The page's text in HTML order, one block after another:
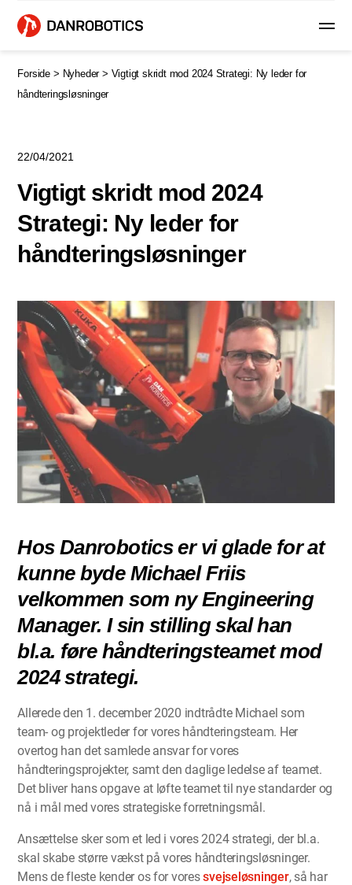
Forside > Nyheder > Vigtigt skridt mod 2024 Strategi: Ny leder for
håndteringsløsninger
22/04/2021
Vigtigt skridt mod 2024
Strategi: Ny leder for
håndteringsløsninger
Hos Danrobotics er vi glade for at
kunne byde Michael Friis
velkommen som ny Engineering
Manager. I sin stilling skal han
bl.a. føre håndteringsteamet mod
2024 strategi.
Allerede den 1. december 2020 indtrådte Michael som
team- og projektleder for vores håndteringsteam. Her
overtog han det samlede ansvar for vores
håndteringsprojekter, samt den daglige ledelse af teamet.
Det bliver hans opgave at løfte teamet til nye standarder og
nå i mål med vores strategiske forretningsmål.
Ansættelse sker som et led i vores 2024 strategi, der bl.a.
skal skabe større vækst på vores håndteringsløsninger.
Mens de fleste kender os for voressvejseløsninger, så har